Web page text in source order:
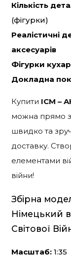
Кількість
(фігурки)
Реалістичні
аксесуарів
Фігурки
Докладна
Купити ICM –
можна прямо
швидко та
доставку.
елементами
війни!
Збірна
Німецький
Світової
Масштаб: 1:35